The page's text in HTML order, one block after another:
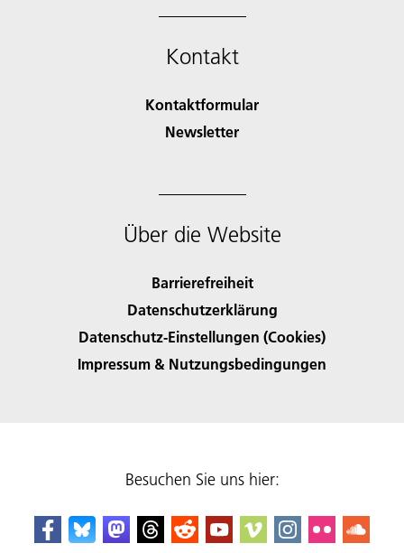
Kontakt
Kontaktformular
Newsletter
Über die Website
Barrierefreiheit
Datenschutzerklärung
Datenschutz-Einstellungen (Cookies)
Impressum & Nutzungsbedingungen
Besuchen Sie uns hier: